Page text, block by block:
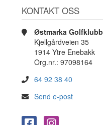
KONTAKT OSS
Østmarka Golfklubb
Kjellgårdveien 35
1914 Ytre Enebakk
Org.nr.: 97098164
64 92 38 40
Send e-post